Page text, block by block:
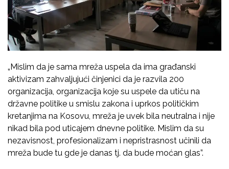
„Mislim da je sama mreža uspela da ima građanski
aktivizam zahvaljujući činjenici da je razvila 200
organizacija, organizacija koje su uspele da utiču na
državne politike u smislu zakona i uprkos političkim
kretanjima na Kosovu, mreža je uvek bila neutralna i nije
nikad bila pod uticajem dnevne politike. Mislim da su
nezavisnost, profesionalizam i nepristrasnost učinili da
mreža bude tu gde je danas tj. da bude moćan glas”.